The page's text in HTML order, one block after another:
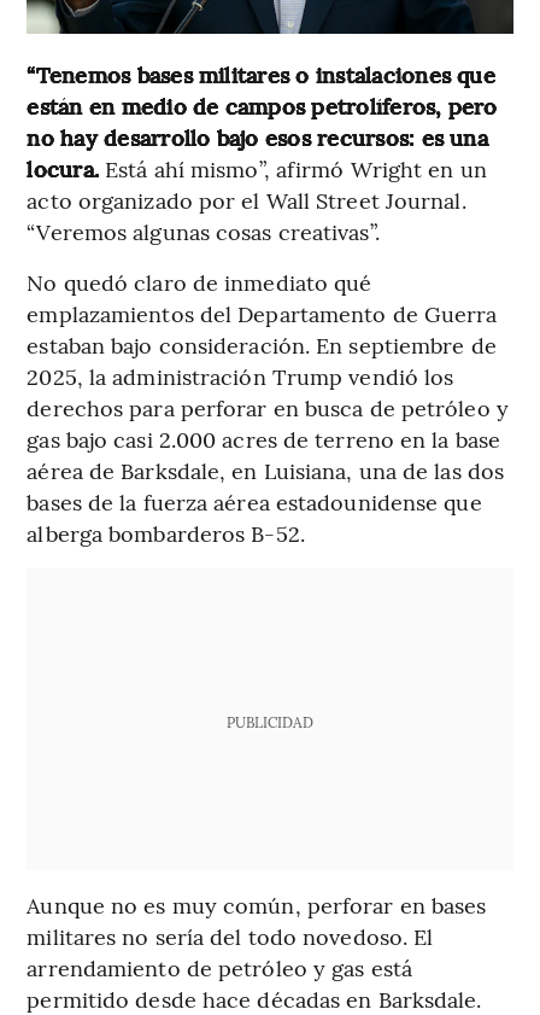
“Tenemos bases militares o instalaciones que
están en medio de campos petrolíferos, pero
no hay desarrollo bajo esos recursos: es una
locura. Está ahí mismo”, afirmó Wright en un
acto organizado por el Wall Street Journal.
“Veremos algunas cosas creativas”.
No quedó claro de inmediato qué
emplazamientos del Departamento de Guerra
estaban bajo consideración. En septiembre de
2025, la administración Trump vendió los
derechos para perforar en busca de petróleo y
gas bajo casi 2.000 acres de terreno en la base
aérea de Barksdale, en Luisiana, una de las dos
bases de la fuerza aérea estadounidense que
alberga bombarderos B-52.
PUBLICIDAD
Aunque no es muy común, perforar en bases
militares no sería del todo novedoso. El
arrendamiento de petróleo y gas está
permitido desde hace décadas en Barksdale.